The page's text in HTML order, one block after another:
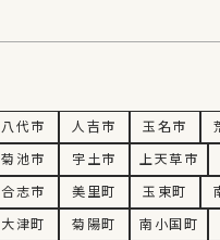
八代市 人吉市 玉名市
菊池市 宇土市 上天草市
合志市 美里町 玉東町
大津町 菊陽町 南小国町